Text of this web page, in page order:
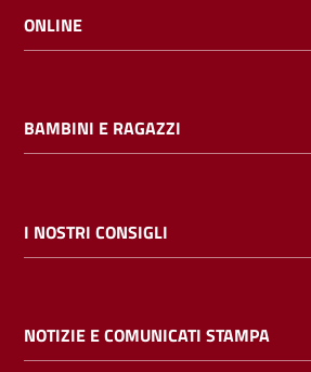
i
cataloghi
bibliotecario
ONLINE
BAMBINI E RAGAZZI
I NOSTRI CONSIGLI
NOTIZIE E COMUNICATI STAMPA